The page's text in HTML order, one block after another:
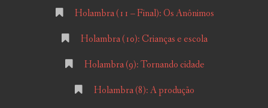
Holambra (11 – Final): Os Anônimos
Holambra (10): Crianças e escola
Holambra (9): Tornando cidade
Holambra (8): A produção